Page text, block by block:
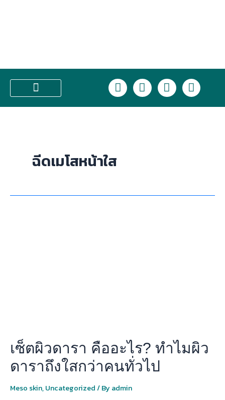
L
i
n
F
a
c
I
n
s
T
i
k
ฉีดเมโสหน้าใส
เซ็ตผิวดารา คืออะไร? ทำไมผิว
ดาราถึงใสกว่าคนทั่วไป
Meso skin,Uncategorized/ By admin
คน